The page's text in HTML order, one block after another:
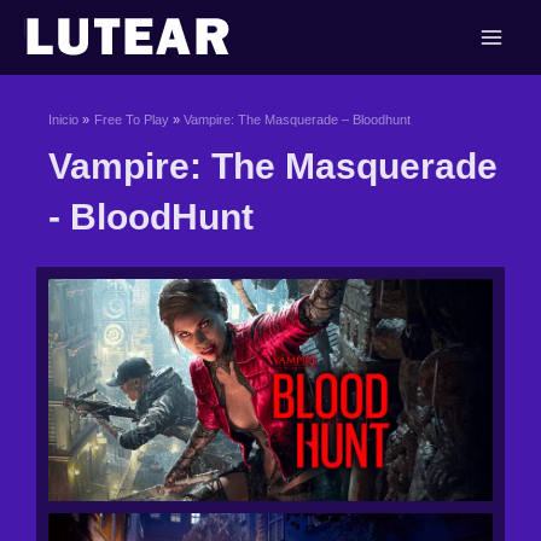
contenido
Inicio Free To Play Vampire: The Masquerade – Bloodhunt
Vampire: The Masquerade
- BloodHunt